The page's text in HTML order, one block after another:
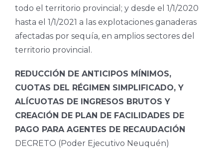
todo el territorio provincial; y desde el 1/1/2020
hasta el 1/1/2021 a las explotaciones ganaderas
afectadas por sequía, en amplios sectores del
territorio provincial.
REDUCCIÓN DE ANTICIPOS MÍNIMOS,
CUOTAS DEL RÉGIMEN SIMPLIFICADO, Y
ALÍCUOTAS DE INGRESOS BRUTOS Y
CREACIÓN DE PLAN DE FACILIDADES DE
PAGO PARA AGENTES DE RECAUDACIÓN
DECRETO (Poder Ejecutivo Neuquén)